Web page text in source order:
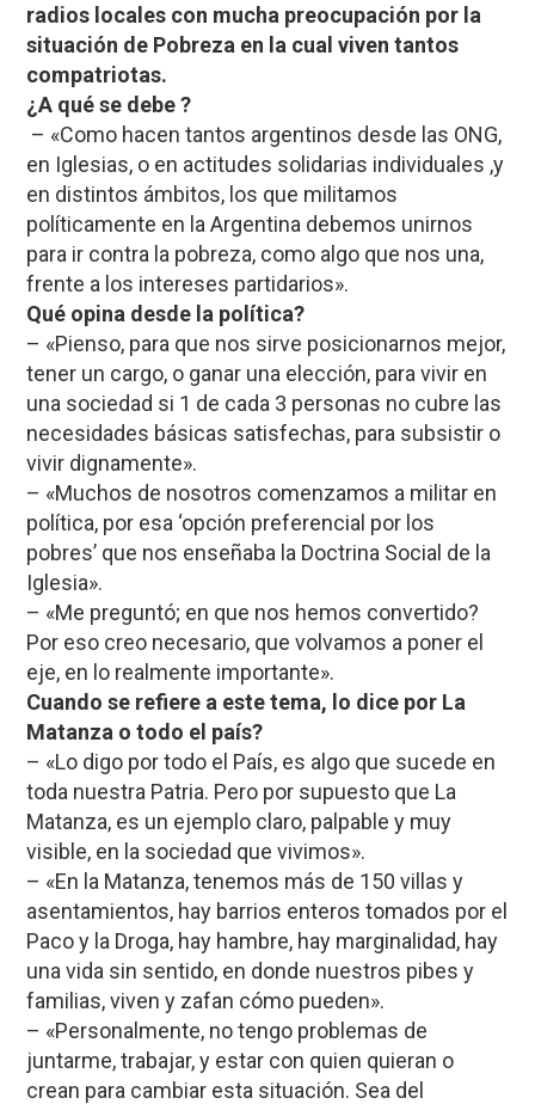
radios locales con mucha preocupación por la
situación de Pobreza en la cual viven tantos
compatriotas.
¿A qué se debe ?
– «Como hacen tantos argentinos desde las ONG,
en Iglesias, o en actitudes solidarias individuales ,y
en distintos ámbitos, los que militamos
políticamente en la Argentina debemos unirnos
para ir contra la pobreza, como algo que nos una,
frente a los intereses partidarios».
Qué opina desde la política?
– «Pienso, para que nos sirve posicionarnos mejor,
tener un cargo, o ganar una elección, para vivir en
una sociedad si 1 de cada 3 personas no cubre las
necesidades básicas satisfechas, para subsistir o
vivir dignamente».
– «Muchos de nosotros comenzamos a militar en
política, por esa ‘opción preferencial por los
pobres’ que nos enseñaba la Doctrina Social de la
Iglesia».
– «Me preguntó; en que nos hemos convertido?
Por eso creo necesario, que volvamos a poner el
eje, en lo realmente importante».
Cuando se refiere a este tema, lo dice por La
Matanza o todo el país?
– «Lo digo por todo el País, es algo que sucede en
toda nuestra Patria. Pero por supuesto que La
Matanza, es un ejemplo claro, palpable y muy
visible, en la sociedad que vivimos».
– «En la Matanza, tenemos más de 150 villas y
asentamientos, hay barrios enteros tomados por el
Paco y la Droga, hay hambre, hay marginalidad, hay
una vida sin sentido, en donde nuestros pibes y
familias, viven y zafan cómo pueden».
– «Personalmente, no tengo problemas de
juntarme, trabajar, y estar con quien quieran o
crean para cambiar esta situación. Sea del